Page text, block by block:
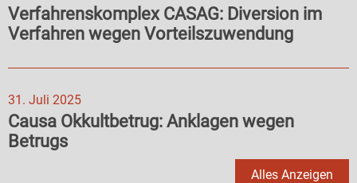
Verfahrenskomplex CASAG: Diversion im
Verfahren wegen Vorteilszuwendung
31. Juli 2025
Causa Okkultbetrug: Anklagen wegen
Betrugs
Alles Anzeigen